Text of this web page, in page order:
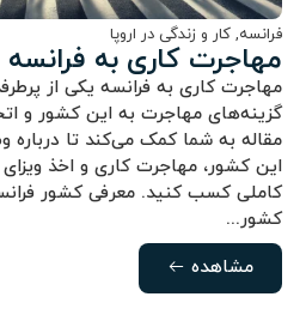
فرانسه, کار و زندگی در اروپا
مهاجرت کاری به فرانسه
مهاجرت کاری به فرانسه یکی از
گزینه‌های مهاجرت به این کشور و
مقاله به شما کمک می‌کند تا درباره
این کشور، مهاجرت کاری و اخذ
کاملی کسب کنید. معرفی کشور
کشور...
مشاهده